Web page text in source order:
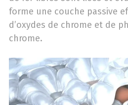
forme une couche passive
d’oxydes de chrome et de
chrome.